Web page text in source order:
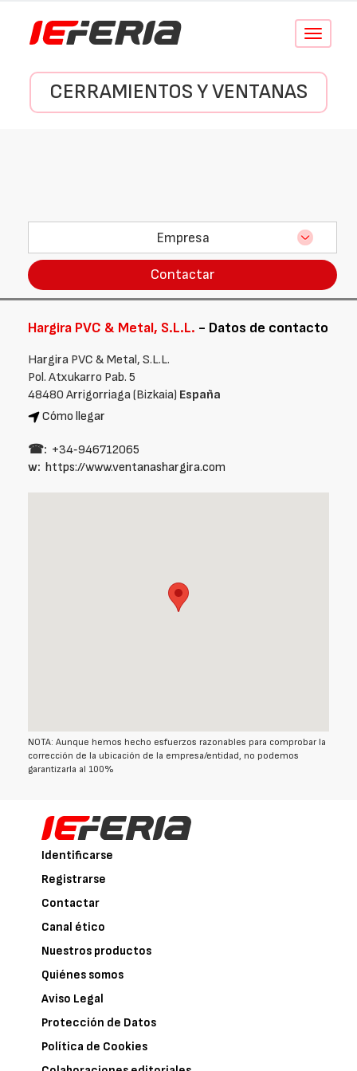
Conmutar
CERRAMIENTOS Y VENTANAS
Empresa
Contactar
Hargira PVC & Metal, S.L.L. - Datos de contacto
Hargira PVC & Metal, S.L.L.
Pol. Atxukarro Pab. 5
48480 Arrigorriaga (Bizkaia) España
Cómo llegar
☎: +34‑946712065
w: https://www.ventanashargira.com
NOTA: Aunque hemos hecho esfuerzos razonables para comprobar la
corrección de la ubicación de la empresa/entidad, no podemos
garantizarla al 100%
Identificarse
Registrarse
Contactar
Canal ético
Nuestros productos
Quiénes somos
Aviso Legal
Protección de Datos
Política de Cookies